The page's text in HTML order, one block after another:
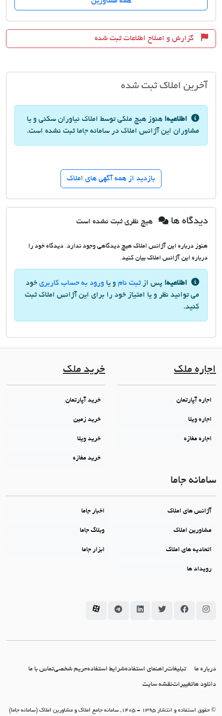
گزارش و اصلاح اطلاعات ثبت شده
آخرین املاک ثبت شده
اطلاعیه! هنوز هیچ ملکی توسط املاک نیاوران سکنی و یا
مشاوران این آژانس املاک در سامانه جاما ثبت نشده است.
بازدید از همه آگهی های املاک
دیدگاه ها هیچ نظری ثبت نشده است
هنوز درباره این آژانس املاک هیچ دیدگاهی وجود ندارد. دیدگاه خود را
درباره این آژانس املاک بیان کنید.
اطلاعیه! پس ازثبت نام و یا ورود به حساب کاربری خود
می توانید نظر و یا امتیاز خود را برای این آژانس املاک ثبت
کنید.
اجاره ملک
اجاره آپارتمان
اجاره ویلا
اجاره مغازه
خرید ملک
خرید آپارتمان
خرید زمین
خرید ویلا
خرید مغازه
سامانه جاما
آژانس های املاک اخبار جاما
مشاورین املاک وبلاگ جاما
اتحادیه های املاک ابزار جاما
رویداد ها
سامانه جاما در اینستاگرام
سامانه جاما در فیسبوک
سامانه جاما در توئیتر
سامانه جاما در لینکداین
سامانه جاما در تلگرام
سامانه جاما در آپارات
درباره ما تبلیغاتراهنمای استفادهشرایط استفادهحریم شخصیتماس با ما
دانلود هاتغییراتنقشه سایت
© حقوق استفاده و انتشار 1395 - 1405, سامانه جامع املاک و مشاورین املاک (سامانه جاما)